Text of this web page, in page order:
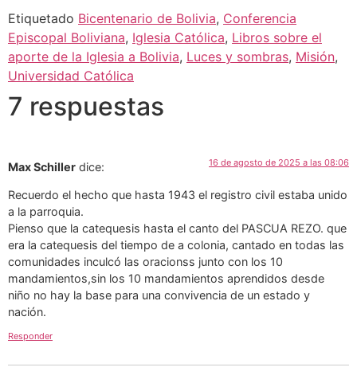
Etiquetado Bicentenario de Bolivia, Conferencia
Episcopal Boliviana, Iglesia Católica, Libros sobre el
aporte de la Iglesia a Bolivia, Luces y sombras, Misión,
Universidad Católica
7 respuestas
Max Schiller dice: 16 de agosto de 2025 a las 08:06
Recuerdo el hecho que hasta 1943 el registro civil estaba unido
a la parroquia.
Pienso que la catequesis hasta el canto del PASCUA REZO. que
era la catequesis del tiempo de a colonia, cantado en todas las
comunidades inculcó las oracionss junto con los 10
mandamientos,sin los 10 mandamientos aprendidos desde
niño no hay la base para una convivencia de un estado y
nación.
Responder